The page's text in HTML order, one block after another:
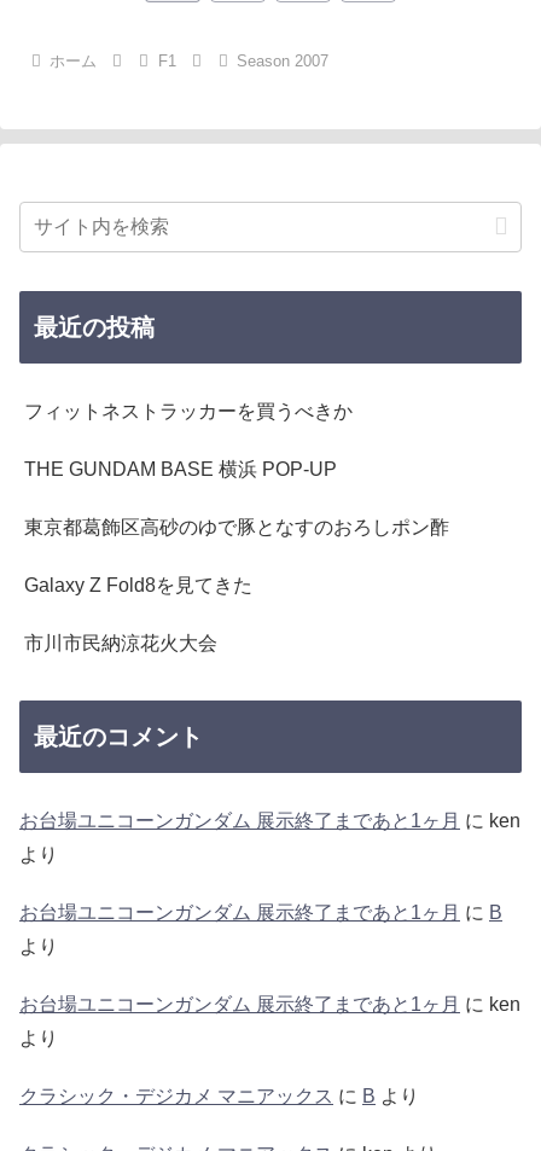
ホーム F1 Season 2007
最近の投稿
フィットネストラッカーを買うべきか
THE GUNDAM BASE 横浜 POP-UP
東京都葛飾区高砂のゆで豚となすのおろしポン酢
Galaxy Z Fold8を見てきた
市川市民納涼花火大会
最近のコメント
お台場ユニコーンガンダム 展示終了まであと1ヶ月 に ken
より
お台場ユニコーンガンダム 展示終了まであと1ヶ月 に B
より
お台場ユニコーンガンダム 展示終了まであと1ヶ月 に ken
より
クラシック・デジカメ マニアックス に B より